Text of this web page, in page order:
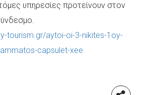
υπηρεσίες προτείνουν στον
tourism.gr/aytoi-oi-3-nikites-1oy-
capsulet-xee